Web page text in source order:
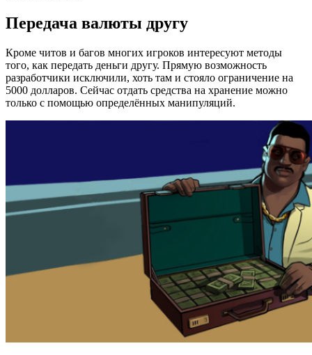
Передача валюты другу
Кроме читов и багов многих игроков интересуют методы
того, как передать деньги другу. Прямую возможность
разработчики исключили, хоть там и стояло ограничение на
5000 долларов. Сейчас отдать средства на хранение можно
только с помощью определённых манипуляций.